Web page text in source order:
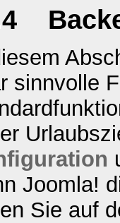
sinnvolle
Joomla!
Sie auf